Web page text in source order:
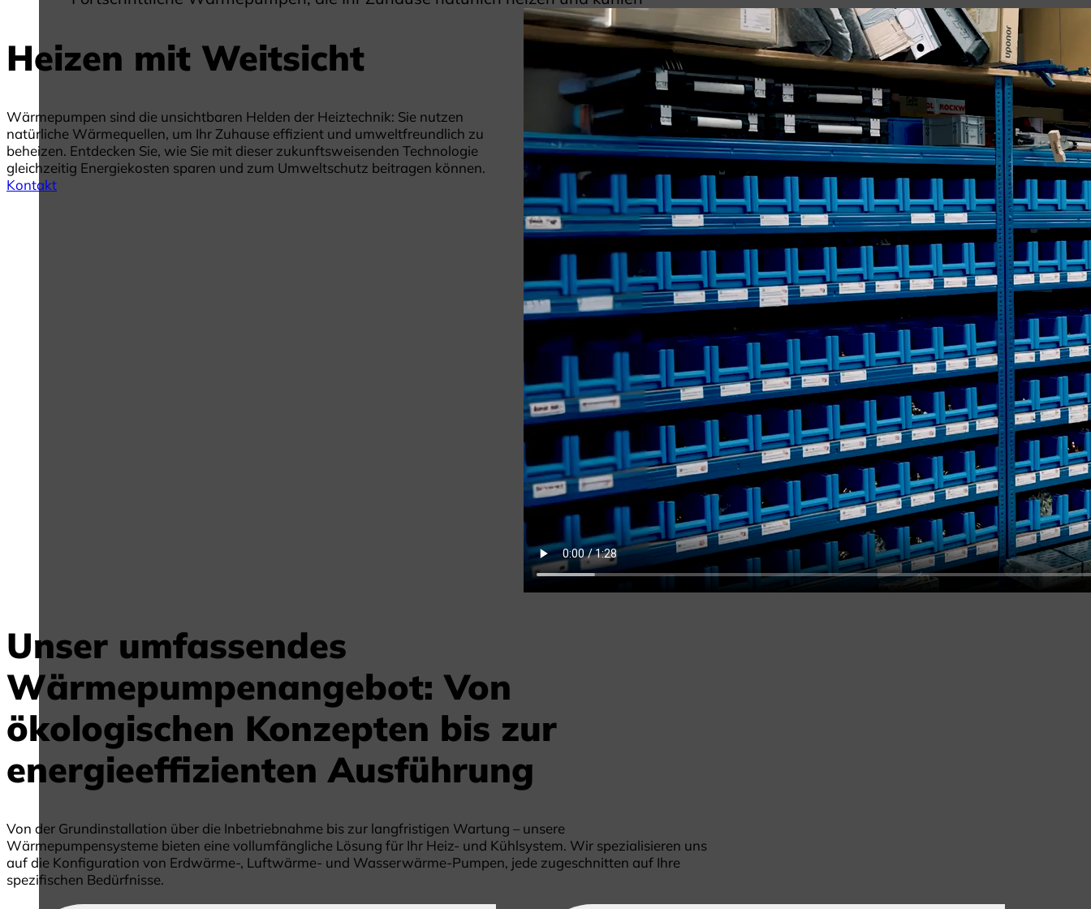
Heizen mit Weitsicht
Wärmepumpen sind die unsichtbaren Helden der Heiztechnik: Sie nutzen
natürliche Wärmequellen, um Ihr Zuhause effizient und umweltfreundlich zu
beheizen. Entdecken Sie, wie Sie mit dieser zukunftsweisenden Technologie
gleichzeitig Energiekosten sparen und zum Umweltschutz beitragen können.
Kontakt
Unser umfassendes
Wärmepumpenangebot: Von
ökologischen Konzepten bis zur
energieeffizienten Ausführung
Von der Grundinstallation über die Inbetriebnahme bis zur langfristigen Wartung – unsere
Wärmepumpensysteme bieten eine vollumfängliche Lösung für Ihr Heiz- und Kühlsystem. Wir spezialisieren uns
auf die Konfiguration von Erdwärme-, Luftwärme- und Wasserwärme-Pumpen, jede zugeschnitten auf Ihre
spezifischen Bedürfnisse.